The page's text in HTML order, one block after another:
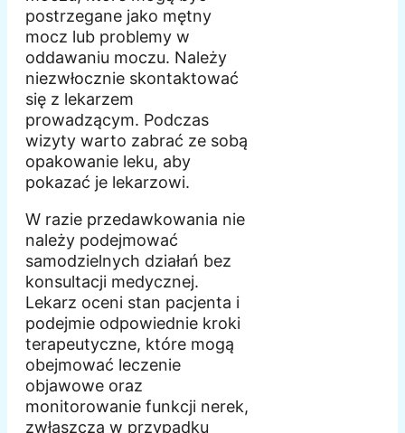
postrzegane jako mętny
mocz lub problemy w
oddawaniu moczu. Należy
niezwłocznie skontaktować
się z lekarzem
prowadzącym. Podczas
wizyty warto zabrać ze sobą
opakowanie leku, aby
pokazać je lekarzowi.
W razie przedawkowania nie
należy podejmować
samodzielnych działań bez
konsultacji medycznej.
Lekarz oceni stan pacjenta i
podejmie odpowiednie kroki
terapeutyczne, które mogą
obejmować leczenie
objawowe oraz
monitorowanie funkcji nerek,
zwłaszcza w przypadku